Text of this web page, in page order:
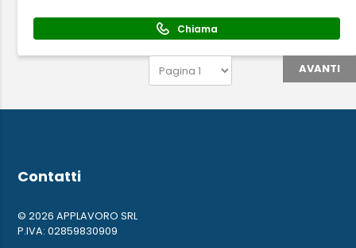
Chiama
AVANTI
Contatti
© 2026 APPLAVORO SRL
P.IVA: 02859830909